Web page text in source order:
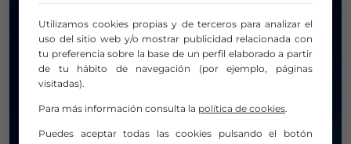
Utilizamos cookies propias y de terceros para analizar el
uso del sitio web y/o mostrar publicidad relacionada con
tu preferencia sobre la base de un perfil elaborado a partir
de tu hábito de navegación (por ejemplo, páginas
visitadas).
Para más información consulta la política de cookies.
Puedes aceptar todas las cookies pulsando el botón